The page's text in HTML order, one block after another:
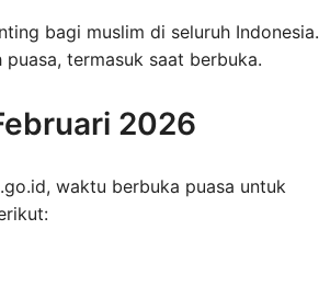
bagi muslim di seluruh Indonesia.
termasuk saat berbuka.
2026
waktu berbuka puasa untuk